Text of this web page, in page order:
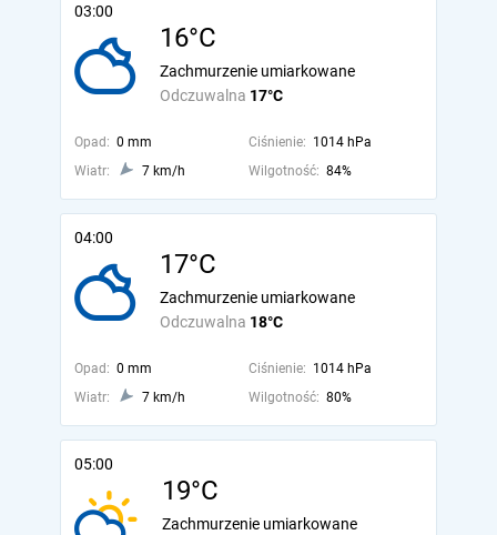
03:00
16°C
Odczuwalna 17°C
Zachmurzenie umiarkowane
Opad: 0 mm Ciśnienie: 1014 hPa
Wiatr:
7 km/h Wilgotność: 84%
04:00
17°C
Odczuwalna 18°C
Zachmurzenie umiarkowane
Opad: 0 mm Ciśnienie: 1014 hPa
Wiatr:
7 km/h Wilgotność: 80%
05:00
19°C
Zachmurzenie umiarkowane